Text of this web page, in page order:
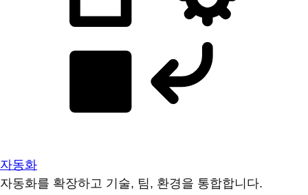
자동화
자동화를 확장하고 기술, 팀, 환경을 통합합니다.